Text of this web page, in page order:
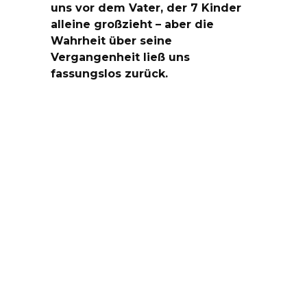
uns vor dem Vater, der 7 Kinder
alleine großzieht – aber die
Wahrheit über seine
Vergangenheit ließ uns
fassungslos zurück.